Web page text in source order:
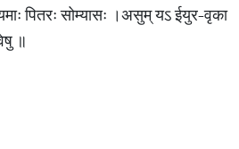
पितरः सोम्यासः ।असुम् यऽ ईयुर-वृका
॥